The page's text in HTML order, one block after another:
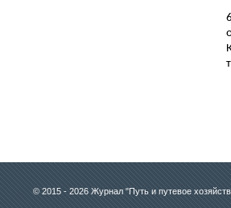
© 2015 - 2026 Журнал "Путь и путевое